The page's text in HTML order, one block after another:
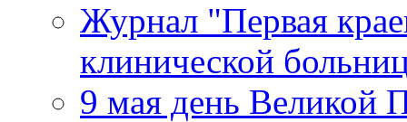
Журнал "Первая
клинической
9 мая день Великой